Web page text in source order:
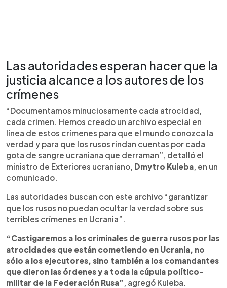
Las autoridades esperan hacer que la
justicia alcance a los autores de los
crímenes
“Documentamos minuciosamente cada atrocidad,
cada crimen. Hemos creado un archivo especial en
línea de estos crímenes para que el mundo conozca la
verdad y para que los rusos rindan cuentas por cada
gota de sangre ucraniana que derraman”, detalló el
ministro de Exteriores ucraniano, Dmytro Kuleba, en un
comunicado.
Las autoridades buscan con este archivo “garantizar
que los rusos no puedan ocultar la verdad sobre sus
terribles crímenes en Ucrania”.
“Castigaremos a los criminales de guerra rusos por las
atrocidades que están cometiendo en Ucrania, no
sólo a los ejecutores, sino también a los comandantes
que dieron las órdenes y a toda la cúpula político-
militar de la Federación Rusa”, agregó Kuleba.